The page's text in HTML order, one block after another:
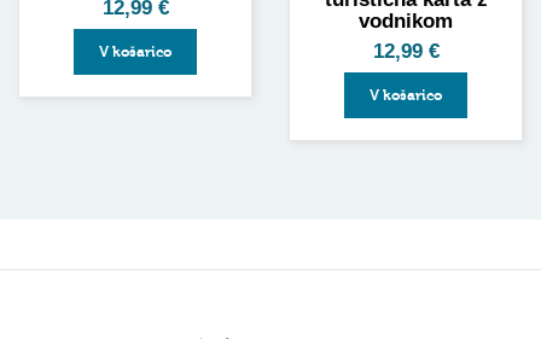
12,99 €
V košarico
vodnikom
12,99 €
V košarico